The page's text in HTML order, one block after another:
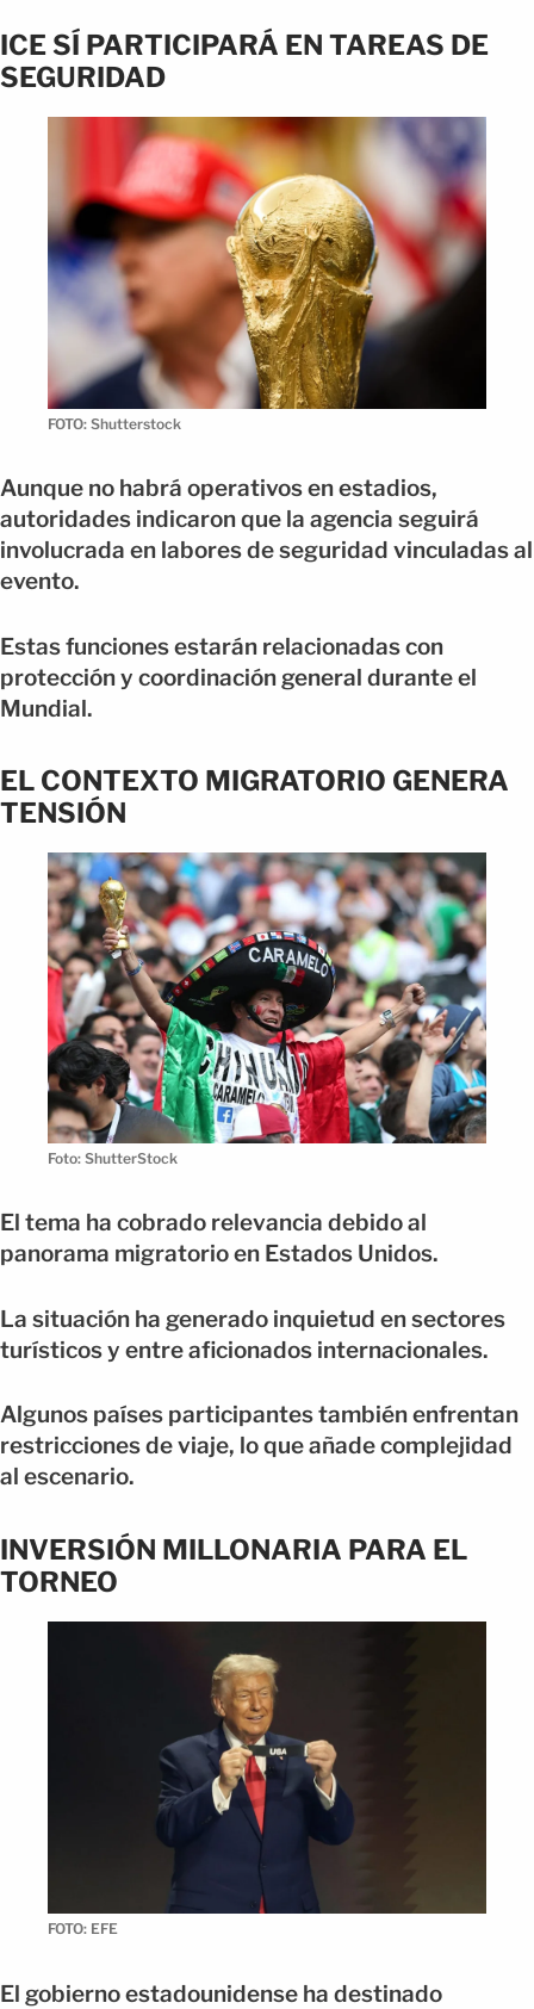
ICE SÍ PARTICIPARÁ EN TAREAS DE
SEGURIDAD
FOTO: Shutterstock
Aunque no habrá operativos en estadios,
autoridades indicaron que la agencia seguirá
involucrada en labores de seguridad vinculadas al
evento.
Estas funciones estarán relacionadas con
protección y coordinación general durante el
Mundial.
EL CONTEXTO MIGRATORIO GENERA
TENSIÓN
Foto: ShutterStock
El tema ha cobrado relevancia debido al
panorama migratorio en Estados Unidos.
La situación ha generado inquietud en sectores
turísticos y entre aficionados internacionales.
Algunos países participantes también enfrentan
restricciones de viaje, lo que añade complejidad
al escenario.
INVERSIÓN MILLONARIA PARA EL
TORNEO
FOTO: EFE
El gobierno estadounidense ha destinado